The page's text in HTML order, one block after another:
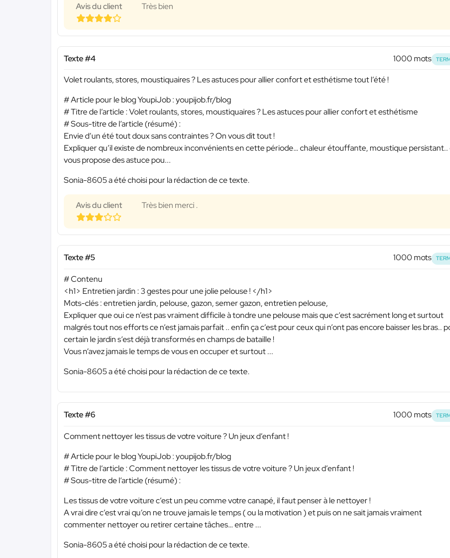
Avis du client Très bien
Texte #4 1000 mots
Volet roulants, stores, moustiquaires ? Les astuces pour allier confort et esthétisme tout l’été !
# Article pour le blog YoupiJob : youpijob.fr/blog
# Titre de l’article : Volet roulants, stores, moustiquaires ? Les astuces pour allier confort et esthétisme
# Sous-titre de l’article (résumé) :
Envie d’un été tout doux sans contraintes ? On vous dit tout !
Expliquer qu’il existe de nombreux inconvénients en cette période… chaleur étouffante, moustique persistant..
vous propose des astuce pou...
Sonia-8605 a été choisi pour la rédaction de ce texte.
Avis du client Très bien merci .
Texte #5 1000 mots
# Contenu
<h1> Entretien jardin : 3 gestes pour une jolie pelouse ! </h1>
Mots-clés : entretien jardin, pelouse, gazon, semer gazon, entretien pelouse,
Expliquer que oui ce n’est pas vraiment difficile à tondre une pelouse mais que c’est sacrément long et surtout
malgrés tout nos efforts ce n’est jamais parfait .. enfin ça c’est pour ceux qui n’ont pas encore baisser les bras..
certain le jardin s’est déjà transformés en champs de bataille !
Vous n’avez jamais le temps de vous en occuper et surtout ...
Sonia-8605 a été choisi pour la rédaction de ce texte.
Texte #6 1000 mots
Comment nettoyer les tissus de votre voiture ? Un jeux d’enfant !
# Article pour le blog YoupiJob : youpijob.fr/blog
# Titre de l’article : Comment nettoyer les tissus de votre voiture ? Un jeux d’enfant !
# Sous-titre de l’article (résumé) :
Les tissus de votre voiture c’est un peu comme votre canapé, il faut penser à le nettoyer !
A vrai dire c’est vrai qu’on ne trouve jamais le temps ( ou la motivation ) et puis on ne sait jamais vraiment
commenter nettoyer ou retirer certaine tâches… entre ...
Sonia-8605 a été choisi pour la rédaction de ce texte.